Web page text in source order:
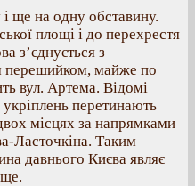
ще на одну обставину.
площі і до перехрестя
з’єднується з
перешийком, майже по
вул. Артема. Відомі
укріплень перетинають
місцях за напрямками
Ласточкіна. Таким
давнього Києва являє